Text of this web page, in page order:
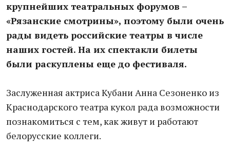
крупнейших театральных форумов –
«Рязанские смотрины», поэтому были очень
рады видеть российские театры в числе
наших гостей. На их спектакли билеты
были раскуплены еще до фестиваля.
Заслуженная актриса Кубани Анна Сезоненко из
Краснодарского театра кукол рада возможности
познакомиться с тем, как живут и работают
белорусские коллеги.